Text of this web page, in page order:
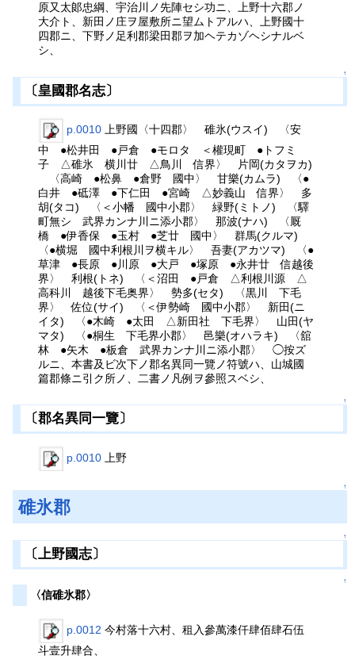
原又太郞忠綱、宇治川ノ先陣セシ功ニ、上野十六郡ノ
大介ト、新田ノ庄ヲ屋敷所ニ望ムトアルハ、上野國十
四郡ニ、下野ノ足利郡梁田郡ヲ加ヘテカゾヘシナルベ
シ、
↑
〔皇國郡名志〕
p.0010 上野國〈十四郡〉 碓氷(ウスイ) 〈安
中 ●松井田 ●戸倉 ●モロタ ＜權現町 ●トフミ
子 △碓氷 横川廿 △鳥川 信界〉 片岡(カタヲカ)
〈高崎 ●松鼻 ●倉野 國中〉 甘樂(カムラ) 〈●
白井 ●砥澤 ●下仁田 ●宮崎 △妙義山 信界〉 多
胡(タコ) 〈＜小幡 國中小郡〉 緑野(ミトノ) 〈驛
町無シ 武界カンナ川ニ添小郡〉 那波(ナハ) 〈厩
橋 ●伊香保 ●玉村 ●芝廿 國中〉 群馬(クルマ)
〈●横堀 國中利根川ヲ横キル〉 吾妻(アカツマ) 〈●
草津 ●長原 ●川原 ●大戸 ●塚原 ●永井廿 信越後
界〉 利根(トネ) 〈＜沼田 ●戸倉 △利根川源 △
高科川 越後下毛奥界〉 勢多(セタ) 〈黒川 下毛
界〉 佐位(サイ) 〈＜伊勢崎 國中小郡〉 新田(ニ
イタ) 〈●木崎 ●太田 △新田社 下毛界〉 山田(ヤ
マタ) 〈●桐生 下毛界小郡〉 邑樂(オハラキ) 〈舘
林 ●矢木 ●板倉 武界カンナ川ニ添小郡〉 ◯按ズ
ルニ、本書及ビ次下ノ郡名異同一覽ノ符號ハ、山城國
篇郡條ニ引ク所ノ、二書ノ凡例ヲ參照スベシ、
↑
〔郡名異同一覽〕
p.0010 上野
↑
碓氷郡
↑
〔上野國志〕
↑
〈信碓氷郡〉
p.0012 今村落十六村、租入參萬漆仟肆佰肆石伍
斗壹升肆合、